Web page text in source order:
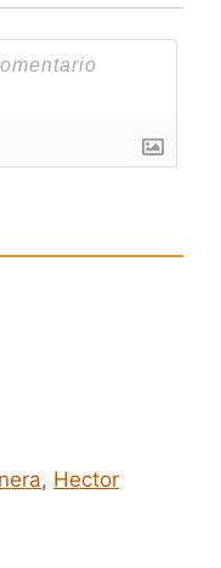
, Hector